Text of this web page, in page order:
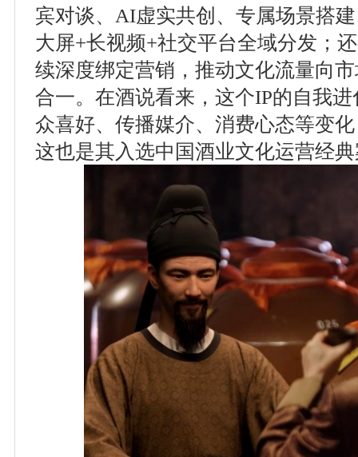
宾对谈、AI虚实共创、专属场景搭
大屏+长视频+社交平台全域分发；
续深度绑定营销，推动文化流量向
合一。在酒说看来，这个IP的自我
众喜好、传播媒介、消费心态等变
这也是其入选中国酒业文化运营经